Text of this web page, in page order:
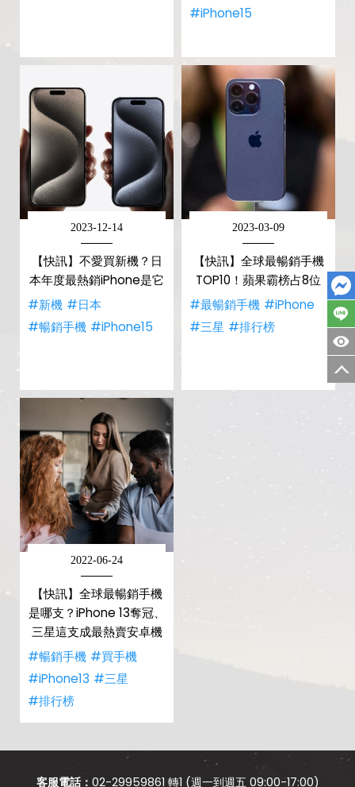
#iPhone15
2023-12-14
【快訊】不愛買新機？日
本年度最熱銷iPhone是它
#新機 #日本
#暢銷手機 #iPhone15
2023-03-09
【快訊】全球最暢銷手機
TOP10！蘋果霸榜占8位
#最暢銷手機 #iPhone
#三星 #排行榜
2022-06-24
【快訊】全球最暢銷手機
是哪支？iPhone 13奪冠、
三星這支成最熱賣安卓機
#暢銷手機 #買手機
#iPhone13 #三星
#排行榜
客服電話： 02-29959861 轉1 (週一到週五 09:00-17:00)